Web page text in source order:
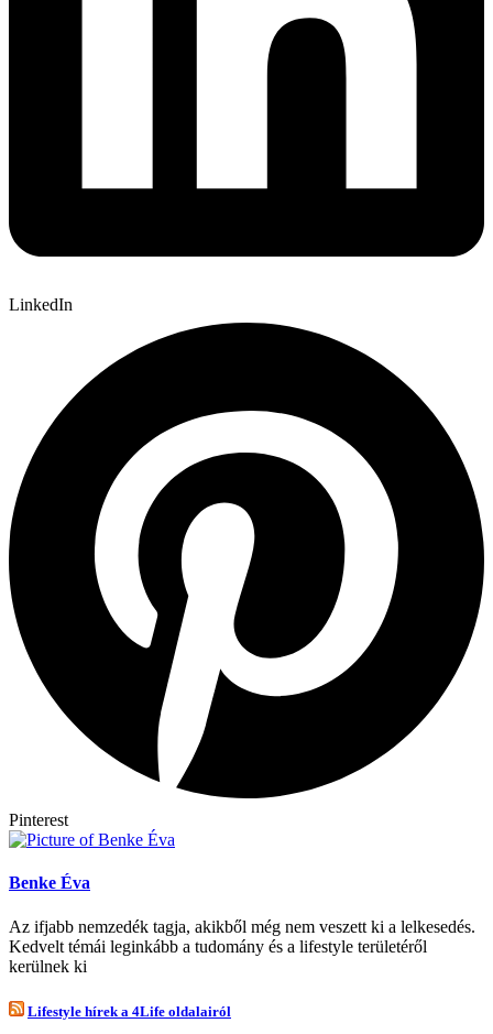
LinkedIn
Pinterest
Benke Éva
Az ifjabb nemzedék tagja, akikből még nem veszett ki a lelkesedés.
Kedvelt témái leginkább a tudomány és a lifestyle területéről
kerülnek ki
Lifestyle hírek a 4Life oldalairól